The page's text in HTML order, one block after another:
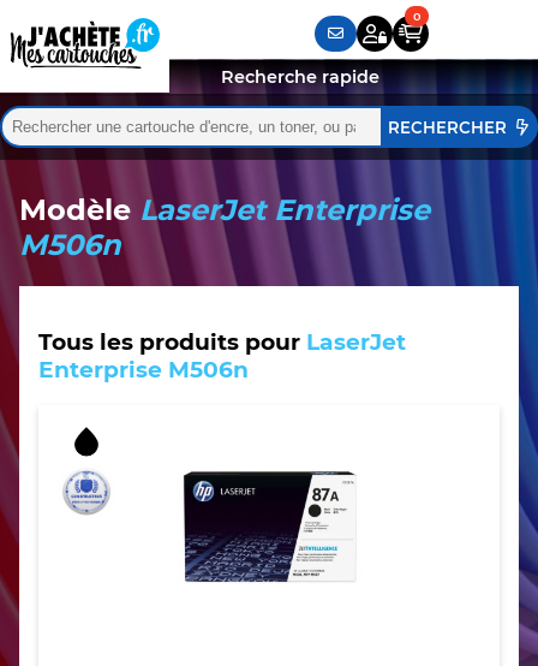
Rechercher :
Quand les résultats de l'auto-complétion sont
Recherche rapide
Modèle LaserJet Enterprise
M506n
Tous les produits pour LaserJet
Enterprise M506n